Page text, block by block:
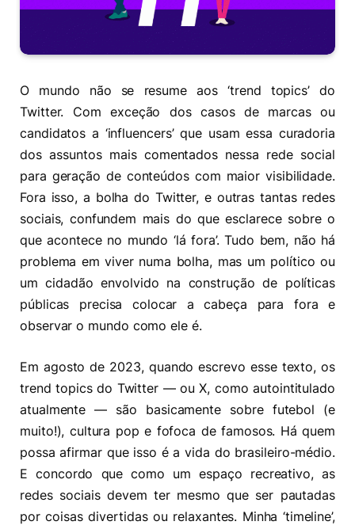
O mundo não se resume aos ‘trend topics’ do
Twitter. Com exceção dos casos de marcas ou
candidatos a ‘influencers’ que usam essa curadoria
dos assuntos mais comentados nessa rede social
para geração de conteúdos com maior visibilidade.
Fora isso, a bolha do Twitter, e outras tantas redes
sociais, confundem mais do que esclarece sobre o
que acontece no mundo ‘lá fora’. Tudo bem, não há
problema em viver numa bolha, mas um político ou
um cidadão envolvido na construção de políticas
públicas precisa colocar a cabeça para fora e
observar o mundo como ele é.
Em agosto de 2023, quando escrevo esse texto, os
trend topics do Twitter — ou X, como autointitulado
atualmente — são basicamente sobre futebol (e
muito!), cultura pop e fofoca de famosos. Há quem
possa afirmar que isso é a vida do brasileiro-médio.
E concordo que como um espaço recreativo, as
redes sociais devem ter mesmo que ser pautadas
por coisas divertidas ou relaxantes. Minha ‘timeline’,